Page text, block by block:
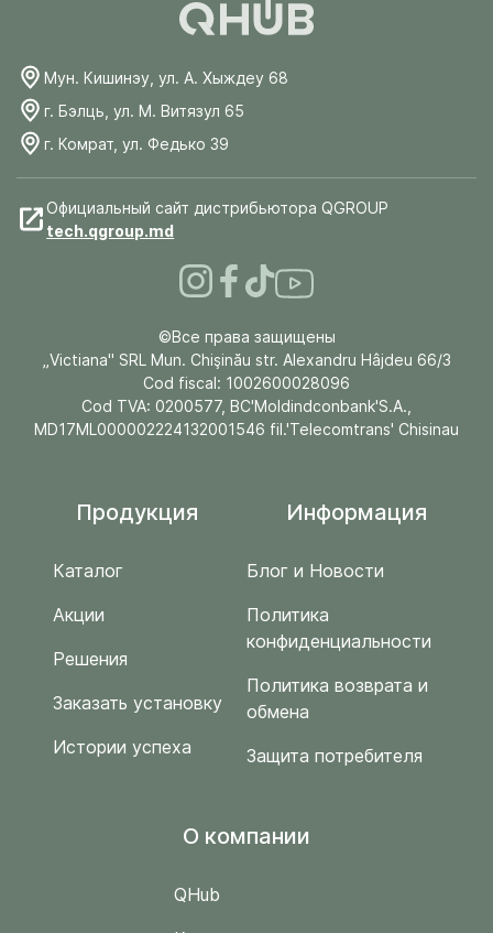
Мун. Кишинэу, ул. А. Хыждеу 68
г. Бэлць, ул. М. Витязул 65
г. Комрат, ул. Федько 39
Официальный сайт дистрибьютора QGROUP
tech.qgroup.md
©Все права защищены
„Victiana" SRL Mun. Chişinău str. Alexandru Hâjdeu 66/3
Cod fiscal: 1002600028096
Cod TVA: 0200577, BC'Moldindconbank'S.A.,
MD17ML000002224132001546 fil.'Telecomtrans' Chisinau
Продукция
Каталог
Акции
Решения
Заказать установку
Истории успеха
Информация
Блог и Новости
Политика
конфиденциальности
Политика возврата и
обмена
Защита потребителя
O компании
QHub